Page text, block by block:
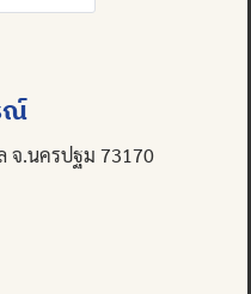
ณ์
จ.นครปฐม 73170